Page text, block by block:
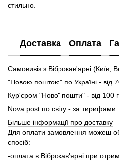
стильно.
Доставка Оплата
Самовивіз з Віброкав'ярні (Київ,
"Новою поштою" по Україні - від
Кур'єром "Нової пошти" - від 100
Nova post по світу - за тирифами
Більше інформації про доставку
Для оплати замовлення можеш
спосіб:
-оплата в Віброкав'ярні при